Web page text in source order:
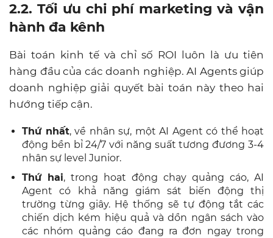
2.2. Tối ưu chi phí marketing và vận
hành đa kênh
Bài toán kinh tế và chỉ số ROI luôn là ưu tiên
hàng đầu của các doanh nghiệp. AI Agents giúp
doanh nghiệp giải quyết bài toán này theo hai
hướng tiếp cận.
Thứ nhất, về nhân sự, một AI Agent có thể hoạt
động bền bỉ 24/7 với năng suất tương đương 3-4
nhân sự level Junior.
Thứ hai, trong hoạt động chạy quảng cáo, AI
Agent có khả năng giám sát biến động thị
trường từng giây. Hệ thống sẽ tự động tắt các
chiến dịch kém hiệu quả và dồn ngân sách vào
các nhóm quảng cáo đang ra đơn ngay trong